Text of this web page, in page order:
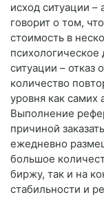
исход ситуации –
говорит о том,
стоимость в
ситуации – отказ
количество
уровня как самих
Выполнение
причиной
ежедневно
большое
биржу, так и на
стабильности и